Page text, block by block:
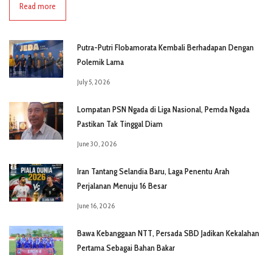
Read more
Putra-Putri Flobamorata Kembali Berhadapan Dengan
Polemik Lama
July 5, 2026
Lompatan PSN Ngada di Liga Nasional, Pemda Ngada
Pastikan Tak Tinggal Diam
June 30, 2026
Iran Tantang Selandia Baru, Laga Penentu Arah
Perjalanan Menuju 16 Besar
June 16, 2026
Bawa Kebanggaan NTT, Persada SBD Jadikan Kekalahan
Pertama Sebagai Bahan Bakar